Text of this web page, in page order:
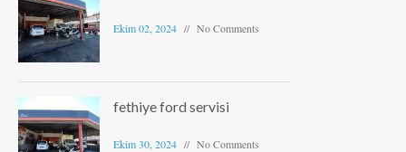
Ekim 02, 2024 No Comments
fethiye ford servisi
Ekim 30, 2024 No Comments